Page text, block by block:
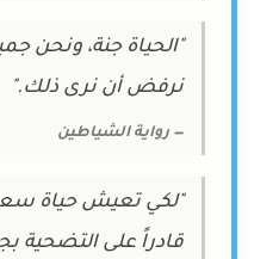
"الحياة جنة، ونحن
نرفض أن نرى ذلك."
— رواية الشياطين
"لكي تعيش حياة
قادراً على التضحية